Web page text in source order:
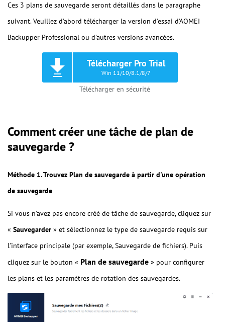
Ces 3 plans de sauvegarde seront détaillés dans le paragraphe
suivant. Veuillez d'abord télécharger la version d'essai d'AOMEI
Backupper Professional ou d'autres versions avancées.
Télécharger Pro Trial
Win 11/10/8.1/8/7
Télécharger en sécurité
Comment créer une tâche de plan de
sauvegarde ?
Méthode 1. Trouvez Plan de sauvegarde à partir d'une opération
de sauvegarde
Si vous n'avez pas encore créé de tâche de sauvegarde, cliquez sur
« Sauvegarder » et sélectionnez le type de sauvegarde requis sur
l’interface principale (par exemple, Sauvegarde de fichiers). Puis
cliquez sur le bouton « Plan de sauvegarde » pour configurer
les plans et les paramètres de rotation des sauvegardes.